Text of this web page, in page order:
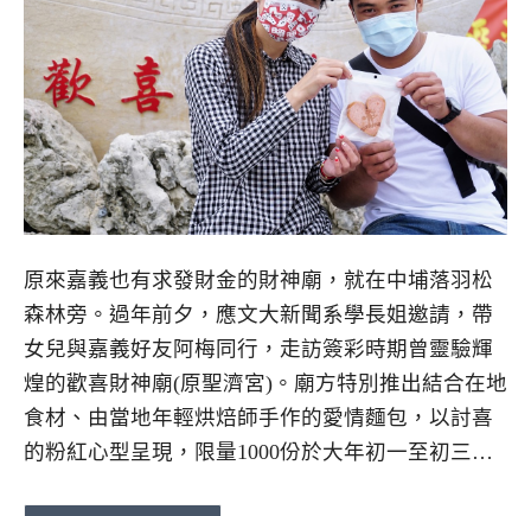
原來嘉義也有求發財金的財神廟，就在中埔落羽松
森林旁。過年前夕，應文大新聞系學長姐邀請，帶
女兒與嘉義好友阿梅同行，走訪簽彩時期曾靈驗輝
煌的歡喜財神廟(原聖濟宮)。廟方特別推出結合在地
食材、由當地年輕烘焙師手作的愛情麵包，以討喜
的粉紅心型呈現，限量1000份於大年初一至初三…